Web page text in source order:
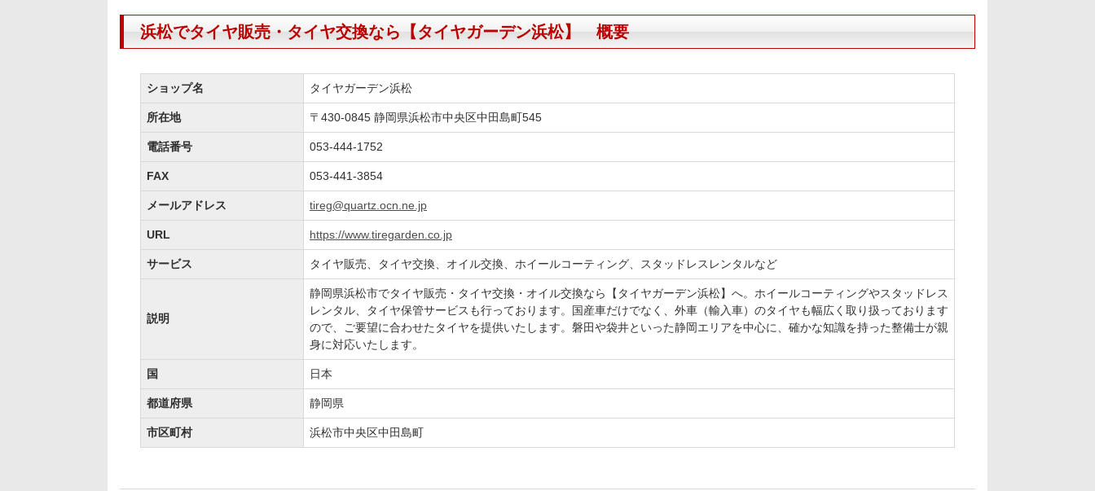
浜松でタイヤ販売・タイヤ交換なら【タイヤガーデン浜松】 概要
ショップ名 タイヤガーデン浜松
所在地 〒430-0845 静岡県浜松市中央区中田島町545
電話番号 053-444-1752
FAX 053-441-3854
メールアドレス tireg@quartz.ocn.ne.jp
URL https://www.tiregarden.co.jp
サービス タイヤ販売、タイヤ交換、オイル交換、ホイールコーティング、スタッドレスレンタルなど
説明
静岡県浜松市でタイヤ販売・タイヤ交換・オイル交換なら【タイヤガーデン浜松】へ。ホイールコーティングやスタッドレス
レンタル、タイヤ保管サービスも行っております。国産車だけでなく、外車（輸入車）のタイヤも幅広く取り扱っております
ので、ご要望に合わせたタイヤを提供いたします。磐田や袋井といった静岡エリアを中心に、確かな知識を持った整備士が親
身に対応いたします。
国 日本
都道府県 静岡県
市区町村 浜松市中央区中田島町